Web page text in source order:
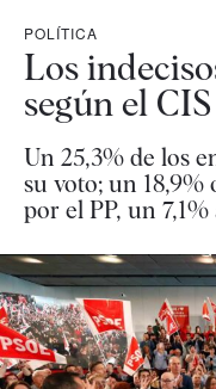
POLÍTICA
Los
según el CIS
Un 25,3% de los
su voto; un 18,9%
por el PP, un